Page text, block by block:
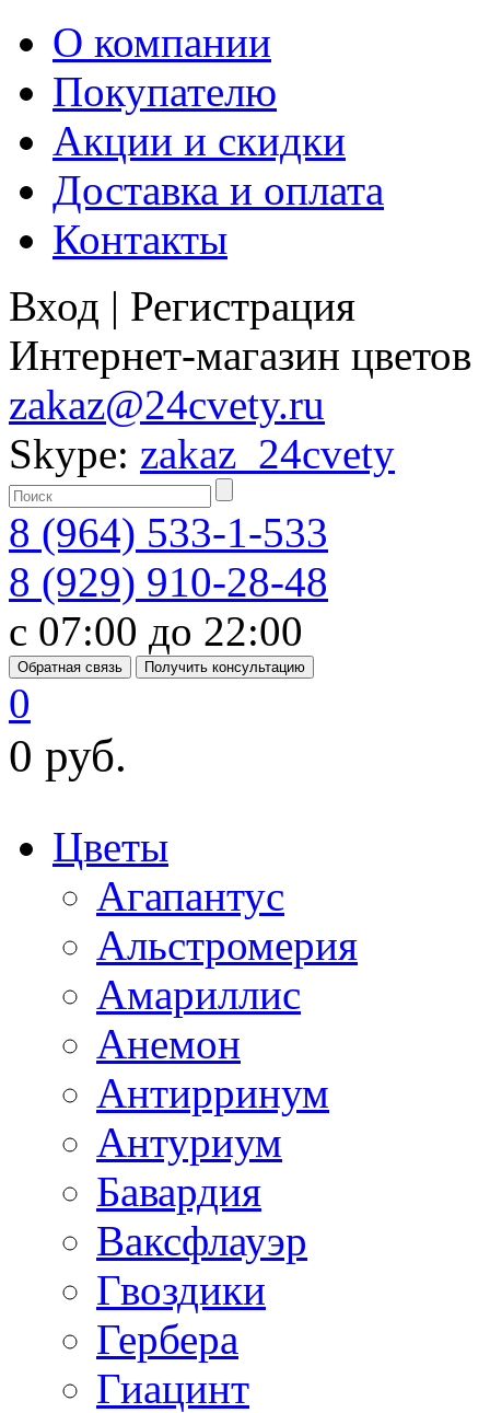
О компании
Покупателю
Акции и скидки
Доставка и оплата
Контакты
Вход | Регистрация
Интернет-магазин цветов
zakaz@24cvety.ru
Skype: zakaz_24cvety
8 (964) 533-1-533
8 (929) 910-28-48
с 07:00 до 22:00
Обратная связь Получить консультацию
0
0 руб.
Цветы
Агапантус
Альстромерия
Амариллис
Анемон
Антирринум
Антуриум
Бавардия
Ваксфлауэр
Гвоздики
Гербера
Гиацинт